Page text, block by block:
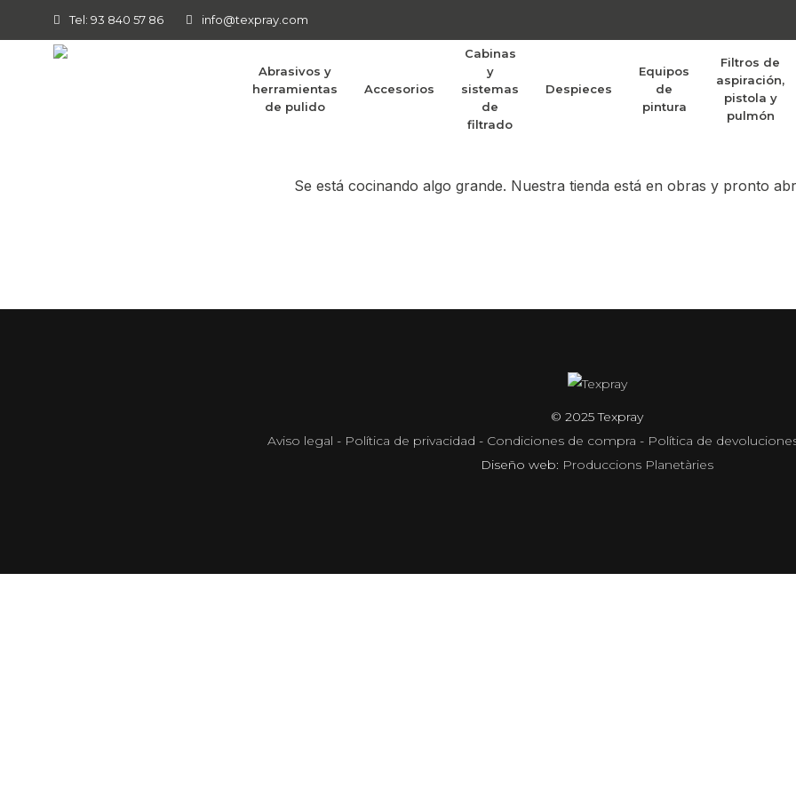
Tel: 93 840 57 86 info@texpray.com
Abrasivos y
herramientas
de pulido
Accesorios
Cabinas
y
sistemas
de
filtrado
Despieces
Equipos
de
pintura
Filtros de
aspiración,
pistola y
pulmón
Tenemos grandes proyectos
Se está cocinando algo grande. Nuestra tienda está en obras y pronto
© 2025 Texpray
Aviso legal - Política de privacidad - Condiciones de compra - Política de
Diseño web: Produccions Planetàries